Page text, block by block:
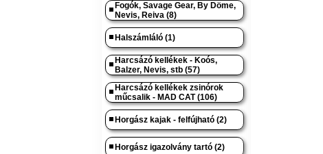
Fogók, Savage Gear, By Döme,
Nevis, Reiva (8)
Halszámláló (1)
Harcsázó kellékek - Koós,
Balzer, Nevis, stb (57)
Harcsázó kellékek zsinórok
műcsalik - MAD CAT (106)
Horgász kajak - felfújható (2)
Horgász igazolvány tartó (2)